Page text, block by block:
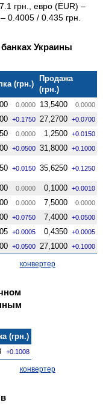
грн., евро (EUR) –
0.4005 / 0.435 грн.
Украины
(грн.)
Продажа
(грн.)
0.0000 13,5400 0.0000
+0.1750 27,2700 +0.0700
0.0000 1,2500 +0.0150
+0.0500 31,8000 +0.1000
+0.0150 35,6250 +0.1250
0.0000 0,1000 +0.0010
0.0000 7,5000 0.0000
+0.0750 7,4000 +0.0500
+0.0005 0,4350 +0.0005
+0.0500 27,1000 +0.1000
конвертер
(грн.)
+0.1008
конвертер